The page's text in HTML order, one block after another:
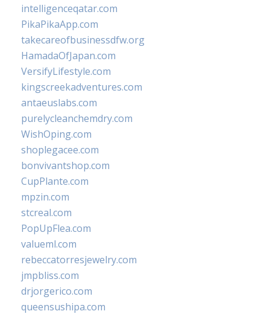
intelligenceqatar.com
PikaPikaApp.com
takecareofbusinessdfw.org
HamadaOfJapan.com
VersifyLifestyle.com
kingscreekadventures.com
antaeuslabs.com
purelycleanchemdry.com
WishOping.com
shoplegacee.com
bonvivantshop.com
CupPlante.com
mpzin.com
stcreal.com
PopUpFlea.com
valueml.com
rebeccatorresjewelry.com
jmpbliss.com
drjorgerico.com
queensushipa.com